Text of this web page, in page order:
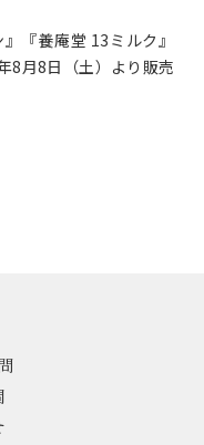
『養庵堂 13ミルク』
8月8日（土）より販売